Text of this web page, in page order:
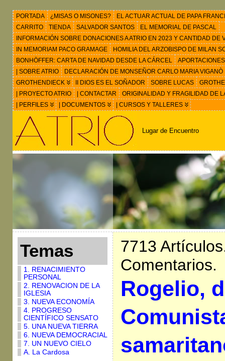
PORTADA ¿MISAS O MISONES?
EL ACTUAR ACTUAL DE PAPA
CARRITO
TIENDA SALVADOR SANTOS
EL MEMORIAL DE PASCAL
INFORMACIÓN SOBRE DONACIONES A ATRIO EN 2023 Y CANTIDAD
IN MEMORIAM PACO GRAMAGE
HOMILIA DEL ARZOBISPO DE MILAN
BONHÖFFER: CARTA DE NAVIDAD DESDE LA CÁRCEL
| SOBRE ATRIO
DECLARACIÓN DE MONSEÑOR CARLO MARIA VIGANÒ
GROTHENDIECK
II DIOS ES EL SOÑADOR SOBRE LUCAS
| PROYECTO ATRIO
| CONTACTAR
ORIGINALIDAD Y FRAGILIDAD DE
| PERFILES
| DOCUMENTOS | CURSOS Y TALLERES
Lugar de Encuentro
Temas
1. RENACIMIENTO
PERSONAL
2. RENOVACION DE LA
IGLESIA
3. NUEVA ECONOMÍA
4. PROGRESO
CIENTÍFICO SENSATO
5. UNA NUEVA TIERRA
6. NUEVA DEMOCRACIAL
7. UN NUEVO CIELO
A. La Cardosa
7713
Comentarios.
Rogelio,